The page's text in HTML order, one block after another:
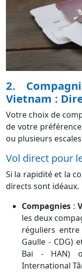
2.
Vietnam :
Votre choix de
de votre
ou plusieurs
Vol direct pour
Si la rapidité et la
directs sont idéaux.
Compagnies :
les deux
réguliers entre
Gaulle - CDG)
Bai - HAN)
International